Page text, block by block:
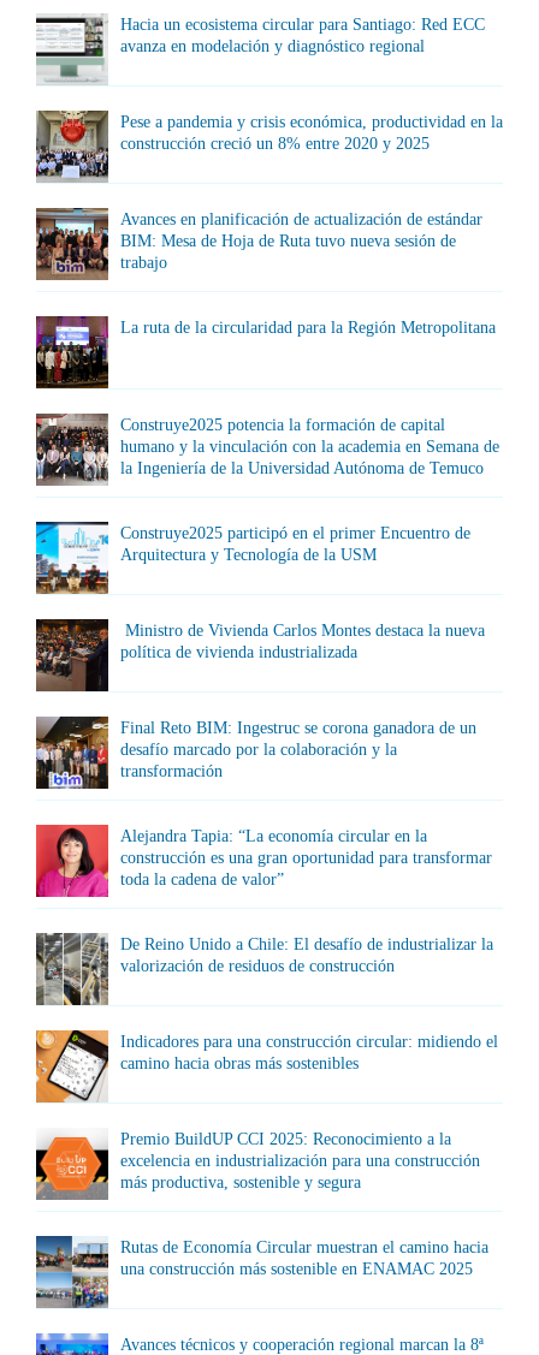
Hacia un ecosistema circular para Santiago: Red ECC
avanza en modelación y diagnóstico regional
Pese a pandemia y crisis económica, productividad en la
construcción creció un 8% entre 2020 y 2025
Avances en planificación de actualización de estándar
BIM: Mesa de Hoja de Ruta tuvo nueva sesión de
trabajo
La ruta de la circularidad para la Región Metropolitana
Construye2025 potencia la formación de capital
humano y la vinculación con la academia en Semana de
la Ingeniería de la Universidad Autónoma de Temuco
Construye2025 participó en el primer Encuentro de
Arquitectura y Tecnología de la USM
Ministro de Vivienda Carlos Montes destaca la nueva
política de vivienda industrializada
Final Reto BIM: Ingestruc se corona ganadora de un
desafío marcado por la colaboración y la
transformación
Alejandra Tapia: “La economía circular en la
construcción es una gran oportunidad para transformar
toda la cadena de valor”
De Reino Unido a Chile: El desafío de industrializar la
valorización de residuos de construcción
Indicadores para una construcción circular: midiendo el
camino hacia obras más sostenibles
Premio BuildUP CCI 2025: Reconocimiento a la
excelencia en industrialización para una construcción
más productiva, sostenible y segura
Rutas de Economía Circular muestran el camino hacia
una construcción más sostenible en ENAMAC 2025
Avances técnicos y cooperación regional marcan la 8ª